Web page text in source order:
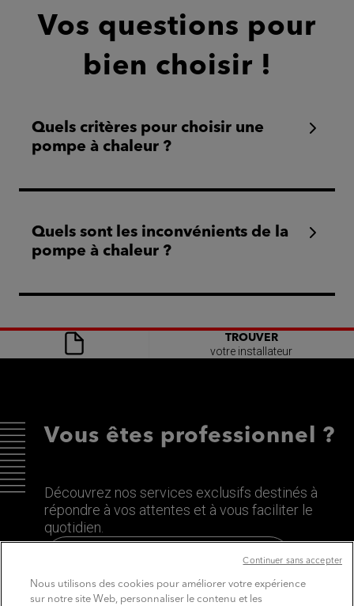
Vos questions pour
bien choisir !
Quels critères pour choisir une
pompe à chaleur ?
Quels sont les inconvénients de la
pompe à chaleur ?
TROUVER
votre installateur
Vous êtes professionnel ?
Découvrez nos services exclusifs destinés à
répondre à vos attentes et à vous faciliter le
quotidien.
Découvrez le site dédié aux Pros
Nous utilisons des cookies pour améliorer votre expérience
sur notre site Web, personnaliser le contenu et les
Continuer sans accepter